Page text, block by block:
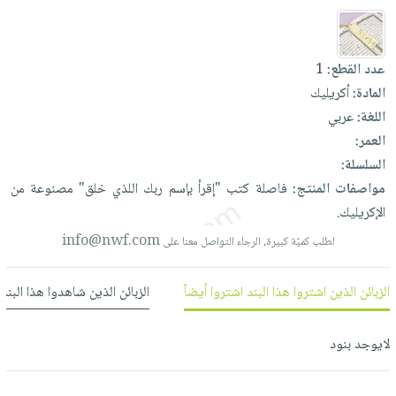
العناية
بالأسنان
الحمية
والتغذية
أدوات
المائدة
الأوعية
والتخزين
أدوات
المطبخ
الأكثر
مبيعاً
العودة
للمدارس
اكسسوارات
كتب
اكسسوارات
منزلية
اكسسوارات
ملابس
مطرزات
حقائب
عناية
بالذات
شحن
مجاني
بنود
مختارة
اشتراكات
الاشتراكات
صندوق
القراءة
iKitab
بلا
حدود
بحث
متقدم
عن
الشركة
سياسة
الشركة
حسابك
لائحة
الأمنيات
عدد القطع:1
المادة:أكريليك
اللغة:عربي
العمر:
السلسلة:
مواصفات المنتج: فاصلة كتب "إقرأبإسم ربك اللذي خلق" مصنوعة من
الإكريليك.
لطلب كميّة كبيرة، الرجاء التواصل معنا علىinfo@nwf.com
الزبائن الذين اشتروا هذا البند اشتروا أيضاً الزبائن الذين شاهدوا هذا
لايوجد بنود